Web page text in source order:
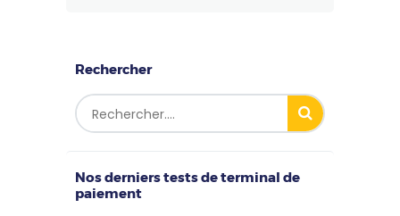
Rechercher
Nos derniers tests de terminal de
paiement